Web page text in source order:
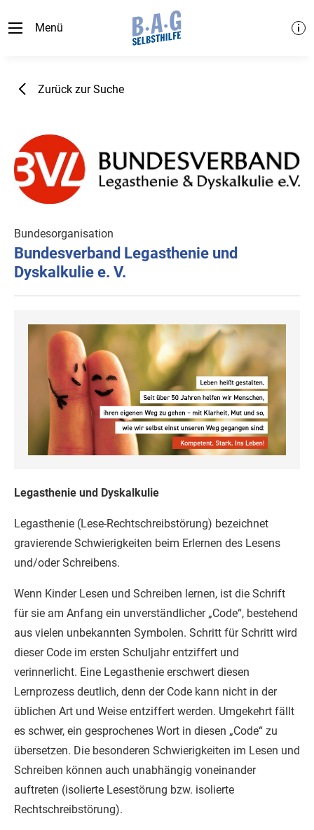
Menü
Zurück zur Suche
Bundesorganisation
Bundesverband Legasthenie und
Dyskalkulie e. V.
Legasthenie und Dyskalkulie
Legasthenie (Lese-Rechtschreibstörung) bezeichnet
gravierende Schwierigkeiten beim Erlernen des Lesens
und/oder Schreibens.
Wenn Kinder Lesen und Schreiben lernen, ist die Schrift
für sie am Anfang ein unverständlicher „Code“, bestehend
aus vielen unbekannten Symbolen. Schritt für Schritt wird
dieser Code im ersten Schuljahr entziffert und
verinnerlicht. Eine Legasthenie erschwert diesen
Lernprozess deutlich, denn der Code kann nicht in der
üblichen Art und Weise entziffert werden. Umgekehrt fällt
es schwer, ein gesprochenes Wort in diesen „Code“ zu
übersetzen. Die besonderen Schwierigkeiten im Lesen und
Schreiben können auch unabhängig voneinander
auftreten (isolierte Lesestörung bzw. isolierte
Rechtschreibstörung).